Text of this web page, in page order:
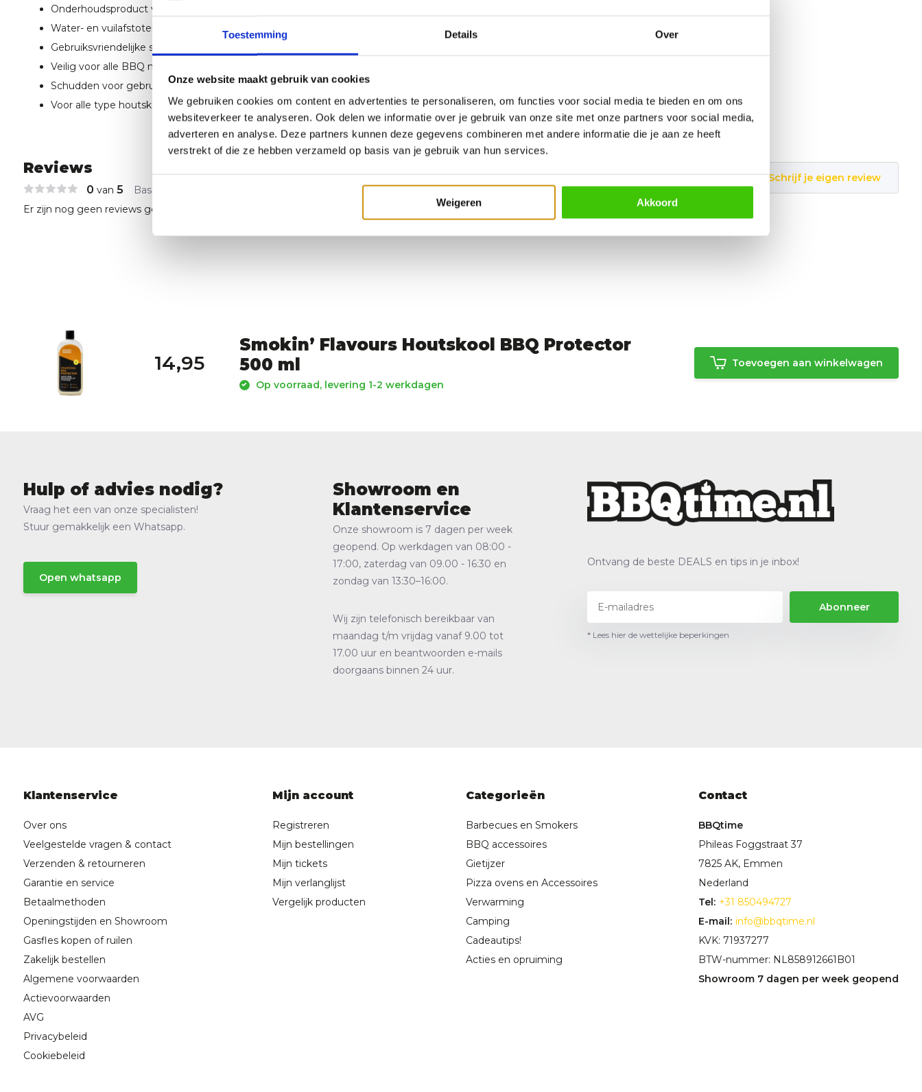
Toestemming Details Over
Onze website maakt gebruik van cookies
We gebruiken cookies om content en advertenties te personaliseren, om functies voor social media te bieden en om ons
websiteverkeer te analyseren. Ook delen we informatie over je gebruik van onze site met onze partners voor social media,
adverteren en analyse. Deze partners kunnen deze gegevens combineren met andere informatie die je aan ze heeft
verstrekt of die ze hebben verzameld op basis van je gebruik van hun services.
Weigeren Akkoord
Onderhoudsproduct voor je Pellet BBQ
Water- en vuilafstotend
Gebruiksvriendelijke spuitfles
Veilig voor alle BBQ merken
Schudden voor gebruik
Voor alle type houtskoolbarbecues
Reviews
0 van 5 Based on 0 reviews
Schrijf je eigen review
Er zijn nog geen reviews geschreven over dit product..
14,95
Smokin’ Flavours Houtskool BBQ Protector
500 ml
Op voorraad, levering 1-2 werkdagen
Toevoegen aan winkelwagen
Hulp of advies nodig?
Vraag het een van onze specialisten!
Stuur gemakkelijk een Whatsapp.
Open whatsapp
Showroom en
Klantenservice
Onze showroom is 7 dagen per week
geopend. Op werkdagen van 08:00 -
17:00, zaterdag van 09.00 - 16:30 en
zondag van 13:30–16:00.
Wij zijn telefonisch bereikbaar van
maandag t/m vrijdag vanaf 9.00 tot
17.00 uur en beantwoorden e-mails
doorgaans binnen 24 uur.
Ontvang de beste DEALS en tips in je inbox!
Abonneer
* Lees hier de wettelijke beperkingen
Klantenservice
Over ons
Veelgestelde vragen & contact
Verzenden & retourneren
Garantie en service
Betaalmethoden
Openingstijden en Showroom
Gasfles kopen of ruilen
Zakelijk bestellen
Algemene voorwaarden
Actievoorwaarden
AVG
Privacybeleid
Cookiebeleid
Mijn account
Registreren
Mijn bestellingen
Mijn tickets
Mijn verlanglijst
Vergelijk producten
Categorieën
Barbecues en Smokers
BBQ accessoires
Gietijzer
Pizza ovens en Accessoires
Verwarming
Camping
Cadeautips!
Acties en opruiming
Contact
BBQtime
Phileas Foggstraat 37
7825 AK, Emmen
Nederland
Tel: +31 850494727
E-mail: info@bbqtime.nl
KVK: 71937277
BTW-nummer: NL858912661B01
Showroom 7 dagen per week geopend